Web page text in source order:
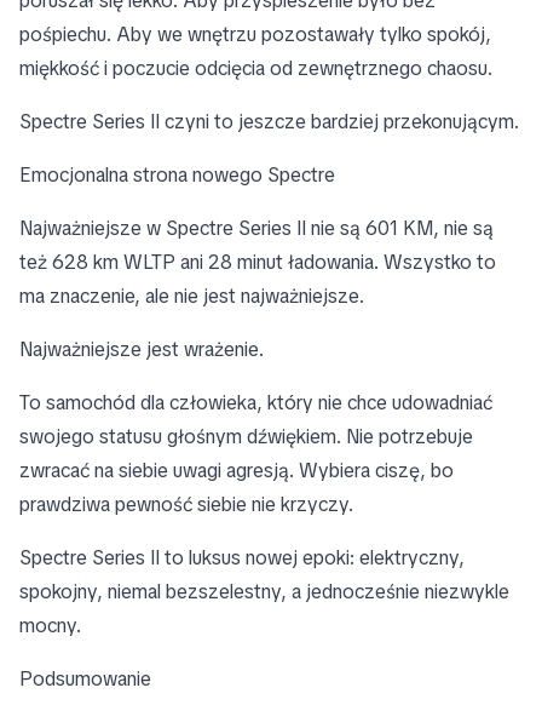
pośpiechu. Aby we wnętrzu pozostawały tylko spokój,
miękkość i poczucie odcięcia od zewnętrznego chaosu.
Spectre Series II czyni to jeszcze bardziej przekonującym.
Emocjonalna strona nowego Spectre
Najważniejsze w Spectre Series II nie są 601 KM, nie są
też 628 km WLTP ani 28 minut ładowania. Wszystko to
ma znaczenie, ale nie jest najważniejsze.
Najważniejsze jest wrażenie.
To samochód dla człowieka, który nie chce udowadniać
swojego statusu głośnym dźwiękiem. Nie potrzebuje
zwracać na siebie uwagi agresją. Wybiera ciszę, bo
prawdziwa pewność siebie nie krzyczy.
Spectre Series II to luksus nowej epoki: elektryczny,
spokojny, niemal bezszelestny, a jednocześnie niezwykle
mocny.
Podsumowanie